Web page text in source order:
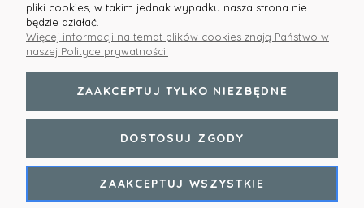
Masz pytania? Służymy pomocą! Skontaktuj się z
nami:sklep@domjp2.pl
Sklep internetowy Shoper.pl
pliki cookies, w takim jednak wypadku nasza strona nie
będzie działać.
Więcej informacji na temat plików cookies znają Państwo w
naszej Polityce prywatności.
ZAAKCEPTUJ TYLKO NIEZBĘDNE
DOSTOSUJ ZGODY
ZAAKCEPTUJ WSZYSTKIE